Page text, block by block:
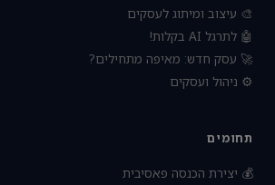
🎨 עיצוב ומיתוג לעסקים
🤖 לתרגל AI בקלות!
🚀 עסק חדש: מאיפה מתחילים?
⚙️ ניהול ועסקים
תחומים
💰 יצירת הכנסה פאסיבית